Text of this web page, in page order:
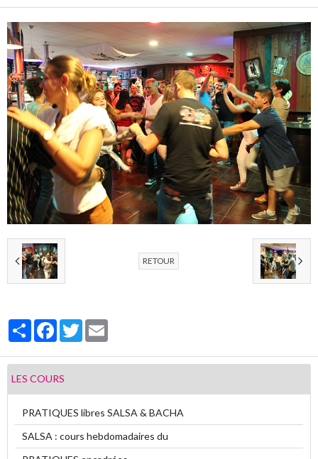
Les cours
Infos pratiques
Agenda
Annuaire
Album photos
Vidéos
Contact
Livre d'or
Sondages
RETOUR
PartagerFacebook
Twitter
LES COURS
PRATIQUES libres SALSA & BACHA
SALSA : cours hebdomadaires du